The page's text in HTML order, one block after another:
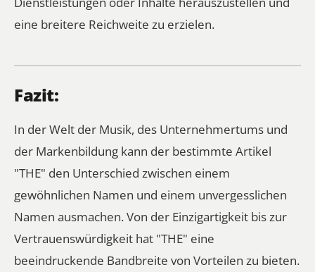
eine breitere Reichweite zu erzielen.
Fazit:
In der Welt der Musik, des Unternehmertums und
der Markenbildung kann der bestimmte Artikel
"THE" den Unterschied zwischen einem
gewöhnlichen Namen und einem unvergesslichen
Namen ausmachen. Von der Einzigartigkeit bis zur
Vertrauenswürdigkeit hat "THE" eine
beeindruckende Bandbreite von Vorteilen zu bieten.